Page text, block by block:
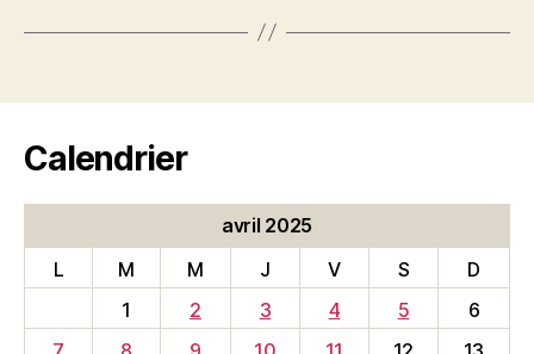
Calendrier
avril 2025
L
M M J V S
D
1
2 3 4 5
6